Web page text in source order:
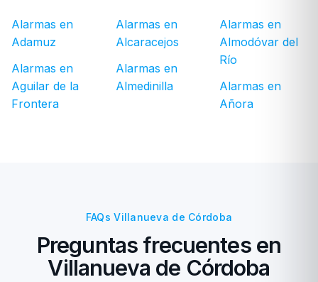
Alarmas en
Adamuz
Alarmas en
Aguilar de la
Frontera
Alarmas en
Alcaracejos
Alarmas en
Almedinilla
Alarmas en
Almodóvar del
Río
Alarmas en
Añora
FAQs Villanueva de Córdoba
Preguntas frecuentes en
Villanueva de Córdoba